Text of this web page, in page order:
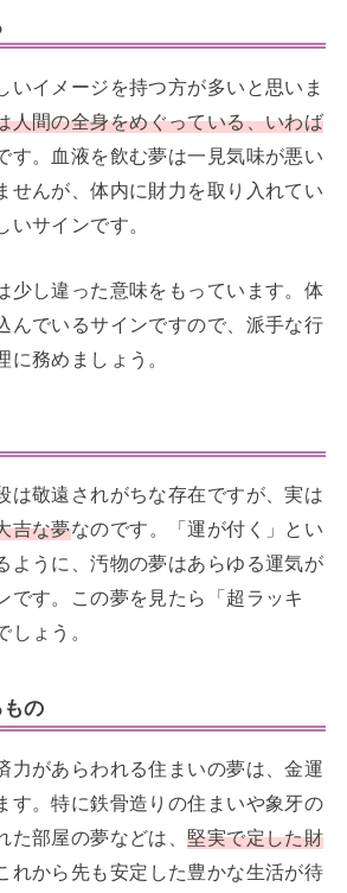
いイメージを持つ方が多いと思いま
人間の全身をめぐっている、いわば
す。血液を飲む夢は一見気味が悪い
せんが、体内に財力を取り入れてい
いサインです。
少し違った意味をもっています。体
んでいるサインですので、派手な行
に務めましょう。
は敬遠されがちな存在ですが、実は
吉な夢なのです。「運が付く」とい
ように、汚物の夢はあらゆる運気が
です。この夢を見たら「超ラッキ
しょう。
の
力があらわれる住まいの夢は、金運
す。特に鉄骨造りの住まいや象牙の
た部屋の夢などは、堅実で定した財
れから先も安定した豊かな生活が待